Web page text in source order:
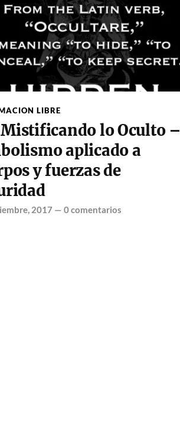
LIBRE
lo Oculto –
aplicado a
y fuerzas de
2017— 0 comentarios